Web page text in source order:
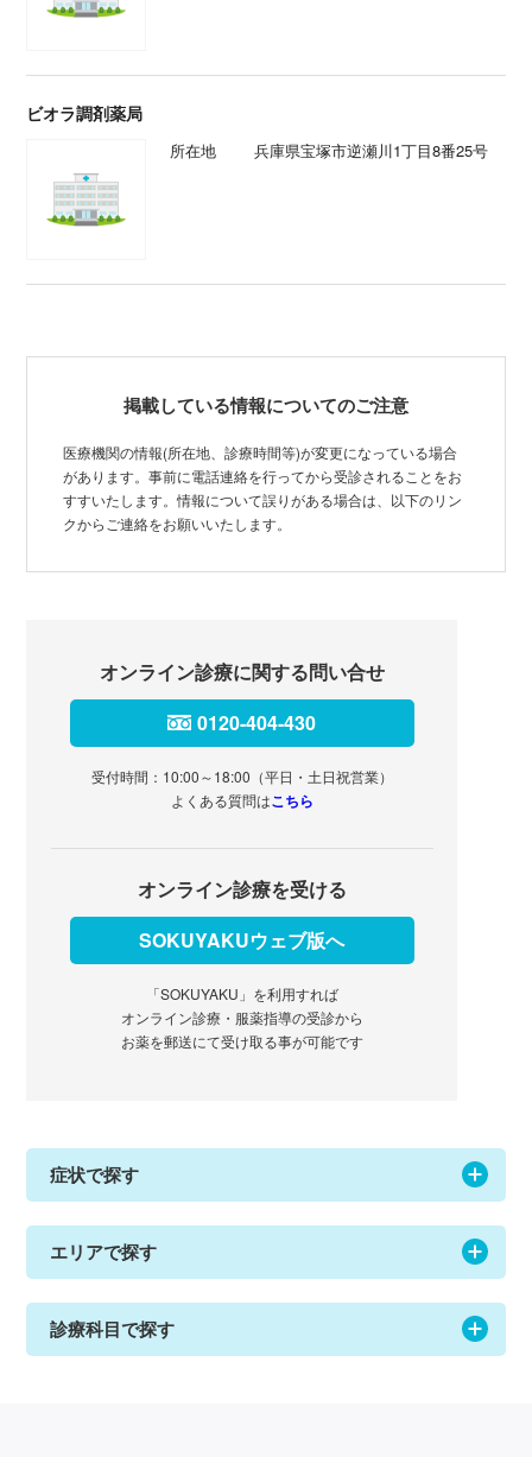
ビオラ調剤薬局
所在地 兵庫県宝塚市逆瀬川1丁目8番25号
掲載している情報についてのご注意
医療機関の情報(所在地、診療時間等)が変更になっている場合
があります。事前に電話連絡を行ってから受診されることをお
すすいたします。情報について誤りがある場合は、以下のリン
クからご連絡をお願いいたします。
オンライン診療に関する問い合せ
0120-404-430
受付時間：10:00～18:00（平日・土日祝営業）
よくある質問はこちら
オンライン診療を受ける
SOKUYAKUウェブ版へ
「SOKUYAKU」を利用すれば
オンライン診療・服薬指導の受診から
お薬を郵送にて受け取る事が可能です
症状で探す
エリアで探す
診療科目で探す